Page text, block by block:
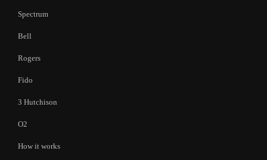
Spectrum
Bell
Rogers
Fido
3 Hutchison
O2
How it works